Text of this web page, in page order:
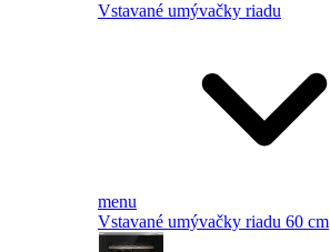
Vstavané umývačky riadu
menu
Vstavané umývačky riadu 60 cm